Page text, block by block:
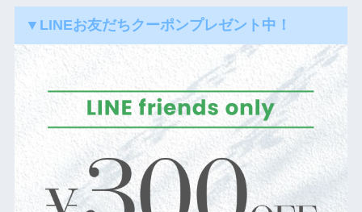
▼LINEお友だちクーポンプレゼント中！